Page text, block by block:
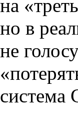
на
но в
не
система